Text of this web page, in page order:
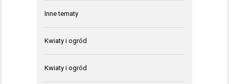
Inne tematy
Kwiaty i ogród
Kwiaty i ogród